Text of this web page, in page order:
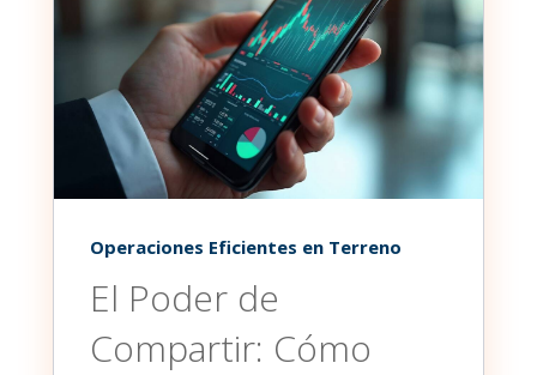
Operaciones Eficientes en Terreno
El Poder de
Compartir: Cómo